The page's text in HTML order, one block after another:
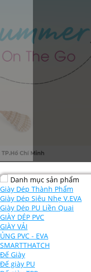
Danh mục sản phẩm
Giày Dép Thành Phẩm
Giày Dép Siêu Nhẹ V.EVA
Giày Dép PU Liền Quai
GIÀY DÉP PVC
GIÀY VẢI
ỦNG PVC - EVA
SMARTTHATCH
Đế Giày
Đế giày PU